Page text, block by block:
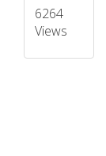
6264
Views